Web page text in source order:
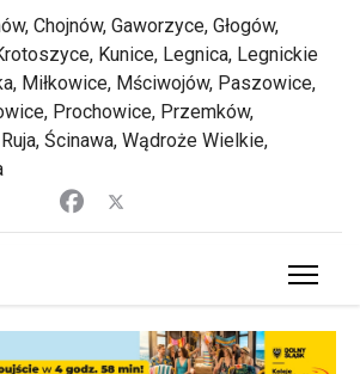
Chojnów, Gaworzyce, Głogów,
Kunice, Legnica, Legnickie
Miłkowice, Mściwojów, Paszowice,
Prochowice, Przemków,
Ścinawa, Wądroże Wielkie,